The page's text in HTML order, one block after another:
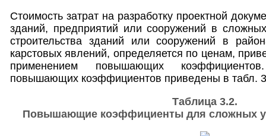
Стоимость затрат на разработку проектной
зданий, предприятий или сооружений в
строительства зданий или сооружений в
карстовых явлений, определяется по ценам,
применением повышающих
повышающих коэффициентов приведены в табл.
Таблица 3.2.
Повышающие коэффициенты для сложных